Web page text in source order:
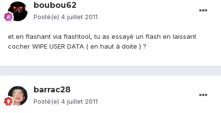
boubou62
Posté(e) 4 juillet 2011
et en flashant via flashtool, tu as essayé un flash en laissant
cocher WIPE USER DATA ( en haut à doite ) ?
barrac28
Posté(e) 4 juillet 2011